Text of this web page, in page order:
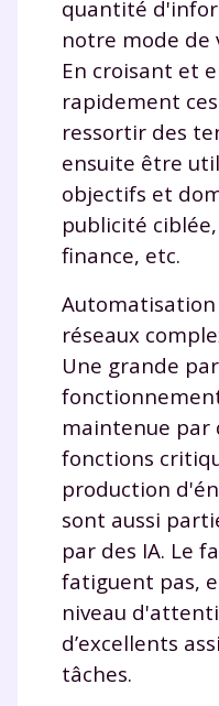
quantité
notre mode de
En croisant et
rapidement
ressortir des
ensuite être
objectifs et
publicité
finance, etc.
réseaux
Une grande
maintenue par
fonctions
production
sont aussi
par des IA. Le
fatiguent pas,
niveau
d’excellents
tâches.
Votre adresse e-mail
vous envoyer notre
désinscrire à tout
désinscription présent
en savoir plus sur la
personnelles et pour
consulter notre